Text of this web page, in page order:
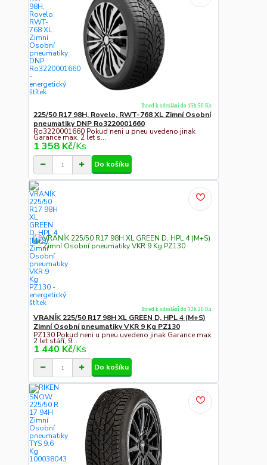
225/50 R17 98H, Rovelo, RWT-768 XL Zimní Osobní
pneumatiky DNP Ro3220001660
Ro3220001660 Pokud neni u pneu uvedeno jinak
Garance max. 2 let s...
1 358 Kč/Ks
Ihned k odeslání do 15h 50 Ks
Do košíku
VRANÍK 225/50 R17 98H XL GREEN D, HPL 4 (M+S)
Zimní Osobní pneumatiky VKR 9 Kg PZ130
PZ130 Pokud neni u pneu uvedeno jinak Garance max.
2 let stáří, 9...
1 440 Kč/Ks
Ihned k odeslání do 12h 20 Ks
Do košíku